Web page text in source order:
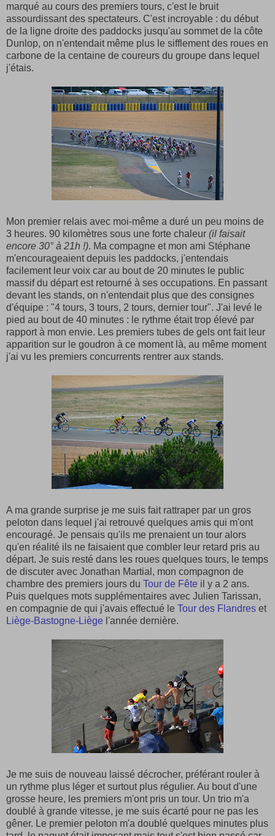
marqué au cours des premiers tours, c'est le bruit
assourdissant des spectateurs. C'est incroyable : du début
de la ligne droite des paddocks jusqu'au sommet de la côte
Dunlop, on n'entendait même plus le sifflement des roues en
carbone de la centaine de coureurs du groupe dans lequel
j'étais.
Mon premier relais avec moi-même a duré un peu moins de
3 heures. 90 kilomètres sous une forte chaleur (il faisait
encore 30° à 21h !). Ma compagne et mon ami Stéphane
m'encourageaient depuis les paddocks, j'entendais
facilement leur voix car au bout de 20 minutes le public
massif du départ est retourné à ses occupations. En passant
devant les stands, on n'entendait plus que des consignes
d'équipe : "4 tours, 3 tours, 2 tours, dernier tour". J'ai levé le
pied au bout de 40 minutes : le rythme était trop élevé par
rapport à mon envie. Les premiers tubes de gels ont fait leur
apparition sur le goudron à ce moment là, au même moment
j'ai vu les premiers concurrents rentrer aux stands.
A ma grande surprise je me suis fait rattraper par un gros
peloton dans lequel j'ai retrouvé quelques amis qui m'ont
encouragé. Je pensais qu'ils me prenaient un tour alors
qu'en réalité ils ne faisaient que combler leur retard pris au
départ. Je suis resté dans les roues quelques tours, le temps
de discuter avec Jonathan Martial, mon compagnon de
chambre des premiers jours du Tour de Fête il y a 2 ans.
Puis quelques mots supplémentaires avec Julien Tarissan,
en compagnie de qui j'avais effectué le Tour des Flandres et
Liège-Bastogne-Liège l'année dernière.
Je me suis de nouveau laissé décrocher, préférant rouler à
un rythme plus léger et surtout plus régulier. Au bout d'une
grosse heure, les premiers m'ont pris un tour. Un trio m'a
doublé à grande vitesse, je me suis écarté pour ne pas les
gêner. Le premier peloton m'a doublé quelques minutes plus